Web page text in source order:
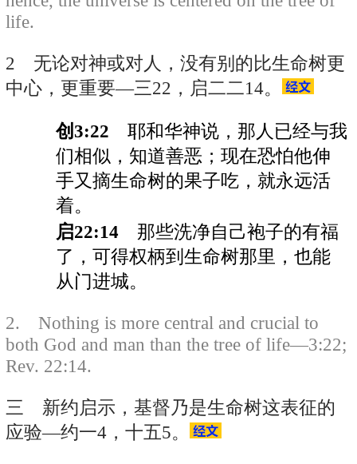
life.
2 无论对神或对人，没有别的比生命树更
中心，更重要—三22，启二二14。
创3:22 耶和华神说，那人已经与我
们相似，知道善恶；现在恐怕他伸
手又摘生命树的果子吃，就永远活
着。
启22:14 那些洗净自己袍子的有福
了，可得权柄到生命树那里，也能
从门进城。
2. Nothing is more central and crucial to
both God and man than the tree of life—3:22;
Rev. 22:14.
三 新约启示，基督乃是生命树这表征的
应验—约一4，十五5。